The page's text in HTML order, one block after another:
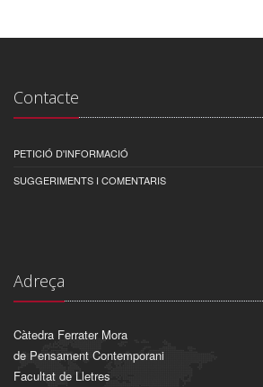
Contacte
PETICIÓ D'INFORMACIÓ
SUGGERIMENTS I COMENTARIS
Adreça
Càtedra Ferrater Mora
de Pensament Contemporani
Facultat de Lletres